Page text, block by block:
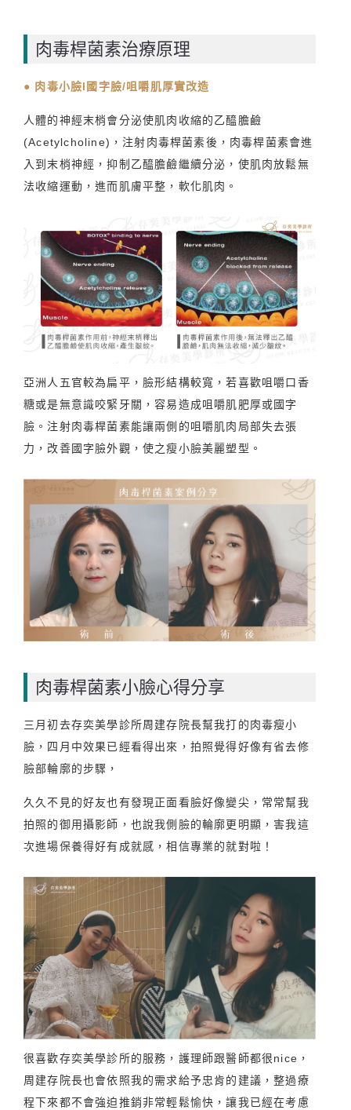
肉毒桿菌素治療原理
● 肉毒小臉l國字臉/咀嚼肌厚實改造
人體的神經末梢會分泌使肌肉收縮的乙醯膽鹼
(Acetylcholine)，注射肉毒桿菌素後，肉毒桿菌素會進
入到末梢神經，抑制乙醯膽鹼繼續分泌，使肌肉放鬆無
法收縮運動，進而肌膚平整，軟化肌肉。
亞洲人五官較為扁平，臉形結構較寬，若喜歡咀嚼口香
糖或是無意識咬緊牙關，容易造成咀嚼肌肥厚或國字
臉。注射肉毒桿菌素能讓兩側的咀嚼肌肉局部失去張
力，改善國字臉外觀，使之瘦小臉美麗塑型。
肉毒桿菌素小臉心得分享
三月初去存奕美學診所周建存院長幫我打的肉毒瘦小
臉，四月中效果已經看得出來，拍照覺得好像有省去修
臉部輪廓的步驟，
久久不見的好友也有發現正面看臉好像變尖，常常幫我
拍照的御用攝影師，也說我側臉的輪廓更明顯，害我這
次進場保養得好有成就感，相信專業的就對啦！
很喜歡存奕美學診所的服務，護理師跟醫師都很nice，
周建存院長也會依照我的需求給予忠肯的建議，整過療
程下來都不會強迫推銷非常輕鬆愉快，讓我已經在考慮